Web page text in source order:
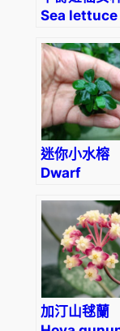
Sea lettuce
(3-4cm)
迷你小水榕
Dwarf
(Anbubias
barteri var.
Nana)
加汀山毬蘭